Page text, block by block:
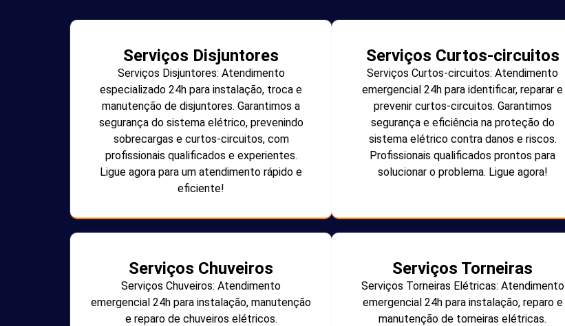
Serviços Disjuntores
Serviços Disjuntores: Atendimento
especializado 24h para instalação, troca e
manutenção de disjuntores. Garantimos a
segurança do sistema elétrico, prevenindo
sobrecargas e curtos-circuitos, com
profissionais qualificados e experientes.
Ligue agora para um atendimento rápido e
eficiente!
Serviços Curtos-circuitos
Serviços Curtos-circuitos: Atendimento
emergencial 24h para identificar, reparar e
prevenir curtos-circuitos. Garantimos
segurança e eficiência na proteção do
sistema elétrico contra danos e riscos.
Profissionais qualificados prontos para
solucionar o problema. Ligue agora!
Serviços Chuveiros
Serviços Chuveiros: Atendimento
emergencial 24h para instalação, manutenção
e reparo de chuveiros elétricos.
Serviços Torneiras
Serviços Torneiras Elétricas: Atendimento
emergencial 24h para instalação, reparo e
manutenção de torneiras elétricas.